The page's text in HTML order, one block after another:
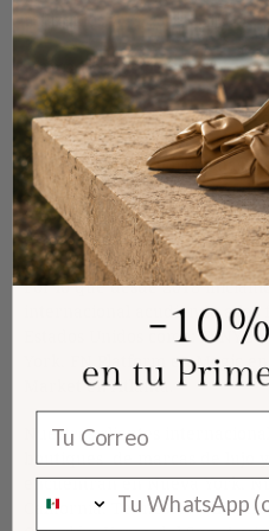
utilizamos.
Marca Internacional
México importa 3 veces más
siendo el noveno fabricante
que debemos exportar más.
los servicios de consultoría
expansión de marcas
estadounidense.
Por lo que desde 2018
internacional acudiendo a las
Estados Unidos como:
York, FN Platform en Magic
Market en Atlanta.
Nuestros clientes
boutiques de marcas de lujo
encuentran en Nueva York,
California, Tennessee,
correo electronico